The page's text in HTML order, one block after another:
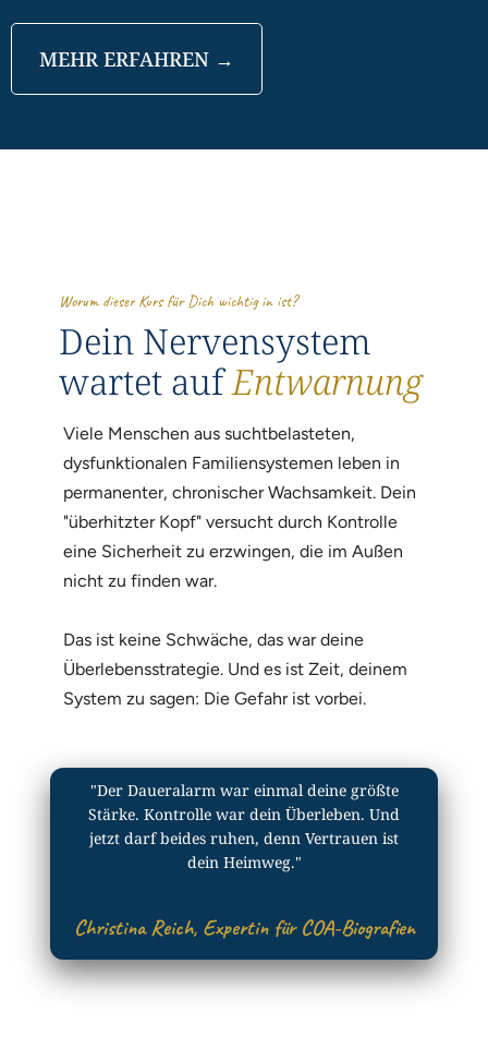
MEHR ERFAHREN →
Worum dieser Kurs für Dich wichtig in ist?
Dein Nervensystem
wartet aufEntwarnung
Viele Menschen aus suchtbelasteten,
dysfunktionalen Familiensystemen leben in
permanenter, chronischer Wachsamkeit. Dein
"überhitzter Kopf" versucht durch Kontrolle
eine Sicherheit zu erzwingen, die im Außen
nicht zu finden war.
Das ist keine Schwäche, das war deine
Überlebensstrategie. Und es ist Zeit, deinem
System zu sagen: Die Gefahr ist vorbei.
"Der Daueralarm war einmal deine größte
Stärke. Kontrolle war dein Überleben. Und
jetzt darf beides ruhen, denn Vertrauen ist
dein Heimweg."
Christina Reich, Expertin für COA-Biografien